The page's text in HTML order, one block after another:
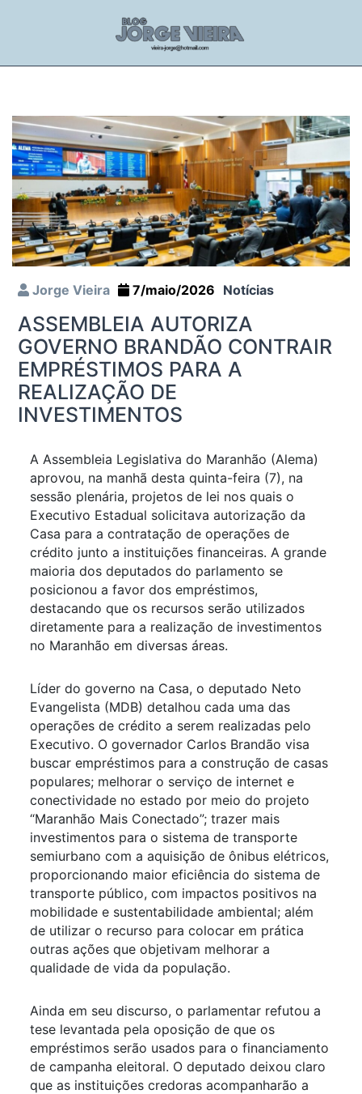
Jorge Vieira 7/maio/2026 Notícias
ASSEMBLEIA AUTORIZA
GOVERNO BRANDÃO CONTRAIR
EMPRÉSTIMOS PARA A
REALIZAÇÃO DE
INVESTIMENTOS
A Assembleia Legislativa do Maranhão (Alema)
aprovou, na manhã desta quinta-feira (7), na
sessão plenária, projetos de lei nos quais o
Executivo Estadual solicitava autorização da
Casa para a contratação de operações de
crédito junto a instituições financeiras. A grande
maioria dos deputados do parlamento se
posicionou a favor dos empréstimos,
destacando que os recursos serão utilizados
diretamente para a realização de investimentos
no Maranhão em diversas áreas.
Líder do governo na Casa, o deputado Neto
Evangelista (MDB) detalhou cada uma das
operações de crédito a serem realizadas pelo
Executivo. O governador Carlos Brandão visa
buscar empréstimos para a construção de casas
populares; melhorar o serviço de internet e
conectividade no estado por meio do projeto
“Maranhão Mais Conectado”; trazer mais
investimentos para o sistema de transporte
semiurbano com a aquisição de ônibus elétricos,
proporcionando maior eficiência do sistema de
transporte público, com impactos positivos na
mobilidade e sustentabilidade ambiental; além
de utilizar o recurso para colocar em prática
outras ações que objetivam melhorar a
qualidade de vida da população.
Ainda em seu discurso, o parlamentar refutou a
tese levantada pela oposição de que os
empréstimos serão usados para o financiamento
de campanha eleitoral. O deputado deixou claro
que as instituições credoras acompanharão a